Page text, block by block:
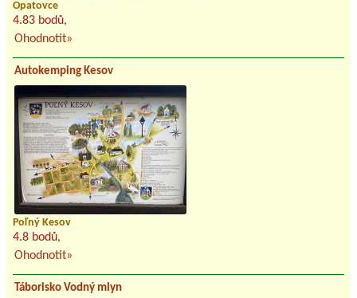
Opatovce
4.83 bodů,
Ohodnotit»
Autokemping Kesov
Poľný Kesov
4.8 bodů,
Ohodnotit»
Táborisko Vodný mlyn